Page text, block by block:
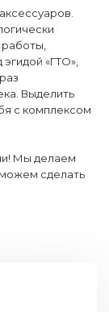
«ГТО»,
Выделить
с комплексом
Мы делаем
сделать